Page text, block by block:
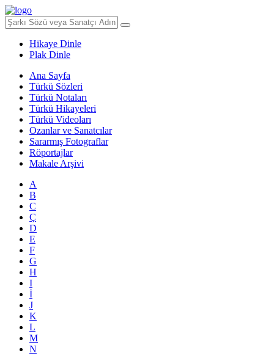
Hikaye Dinle
Plak Dinle
Ana Sayfa
Türkü Sözleri
Türkü Notaları
Türkü Hikayeleri
Türkü Videoları
Ozanlar ve Sanatcılar
Sararmış Fotograflar
Röportajlar
Makale Arşivi
A
B
C
Ç
D
E
F
G
H
I
İ
J
K
L
M
N